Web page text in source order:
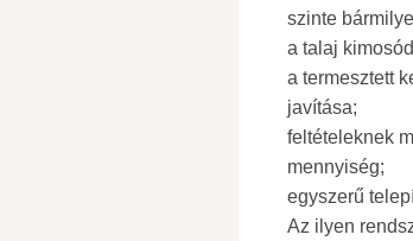
szinte
a talaj
a termesztett
javítása;
feltételeknek
mennyiség;
egyszerű
Az ilyen